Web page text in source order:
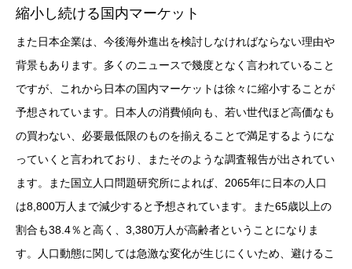
縮小し続ける国内マーケット
また日本企業は、今後海外進出を検討しなければならない理由や
背景もあります。多くのニュースで幾度となく言われていること
ですが、これから日本の国内マーケットは徐々に縮小することが
予想されています。日本人の消費傾向も、若い世代ほど高価なも
の買わない、必要最低限のものを揃えることで満足するようにな
っていくと言われており、またそのような調査報告が出されてい
ます。また国立人口問題研究所によれば、2065年に日本の人口
は8,800万人まで減少すると予想されています。また65歳以上の
割合も38.4％と高く、3,380万人が高齢者ということになりま
す。人口動態に関しては急激な変化が生じにくいため、避けるこ